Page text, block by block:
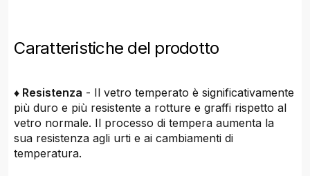
Caratteristiche del prodotto
♦ Resistenza - Il vetro temperato è significativamente
più duro e più resistente a rotture e graffi rispetto al
vetro normale. Il processo di tempera aumenta la
sua resistenza agli urti e ai cambiamenti di
temperatura.